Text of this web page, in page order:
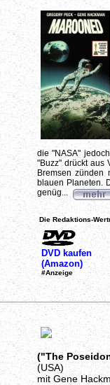
die "NASA"
"Buzz" drückt aus
Bremsen
blauen Planeten.
genüg...
Die Redaktions-
DVD kaufen
(Amazon)
#Anzeige
("The
(USA)
mit Gene